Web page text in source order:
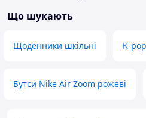
портативних
Що шукають
Щоденники шкільні K-
Бутси Nike Air Zoom рожеві